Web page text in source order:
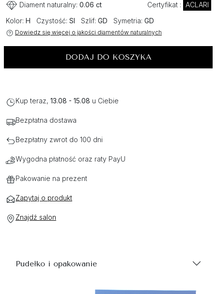
Diament naturalny: 0.06 ct Certyfikat : ACLARI
Kolor: H Czystość: SI Szlif: GD Symetria: GD
Dowiedz się więcej o jakości diamentów naturalnych
DODAJ DO KOSZYKA
Kup teraz, 13.08 - 15.08 u Ciebie
Bezpłatna dostawa
Bezpłatny zwrot do 100 dni
Wygodna płatność oraz raty PayU
Pakowanie na prezent
Zapytaj o produkt
Znajdź salon
Pudełko i opakowanie